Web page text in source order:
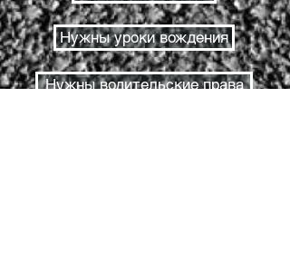
Нужны уроки вождения
Нужны водительские права